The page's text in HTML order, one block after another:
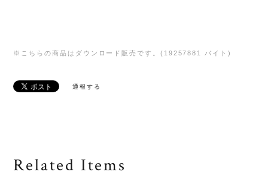
※こちらの商品はダウンロード販売です。(19257881 バイト)
通報する
Related Items